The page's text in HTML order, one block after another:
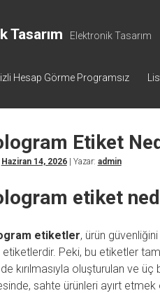
Tasarım Elektronik Tasarım
Hesap Görme Programsız
Etiket
Haziran 14, 2026| Yazar: admin
etiket
etiketler, ürün
Peki, bu etiketler
kırılmasıyla oluşturulan ve
sahte ürünleri ayırt etmek